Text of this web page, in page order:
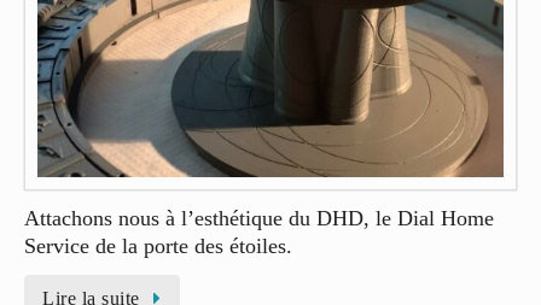
Attachons nous à l’esthétique du DHD, le Dial Home
Service de la porte des étoiles.
Lire la suite